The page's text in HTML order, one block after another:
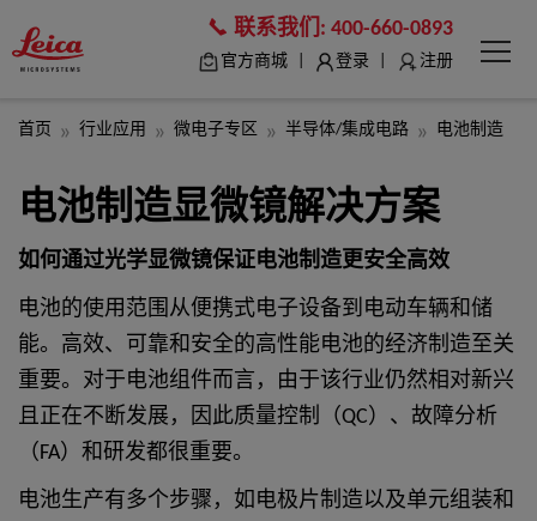
联系我们: 400-660-0893
官方商城 登录 注册
首页 行业应用 微电子专区 半导体/集成电路 电池制造
电池制造显微镜解决方案
如何通过光学显微镜保证电池制造更安全高效
电池的使用范围从便携式电子设备到电动车辆和储
能。高效、可靠和安全的高性能电池的经济制造至关
重要。对于电池组件而言，由于该行业仍然相对新兴
且正在不断发展，因此质量控制（QC）、故障分析
（FA）和研发都很重要。
电池生产有多个步骤，如电极片制造以及单元组装和